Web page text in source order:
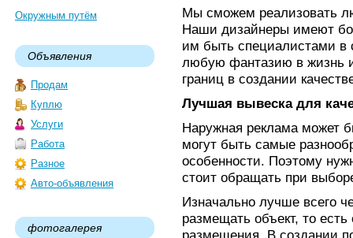
Окружным путём
Объявления
Продам
Куплю
Услуги
Работа
Разное
Авто-объявления
фотогалерея
Мы сможем реализовать
Наши дизайнеры имеют
им быть специалистами в
любую фантазию в жизнь
границ в создании
Лучшая вывеска для
Наружная реклама может
могут быть самые
особенности. Поэтому
стоит обращать при
Изначально лучше всего
размещать объект, то
размещения. В создании